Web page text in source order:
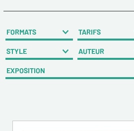
FORMATS TARIFS
STYLE AUTEUR
EXPOSITION